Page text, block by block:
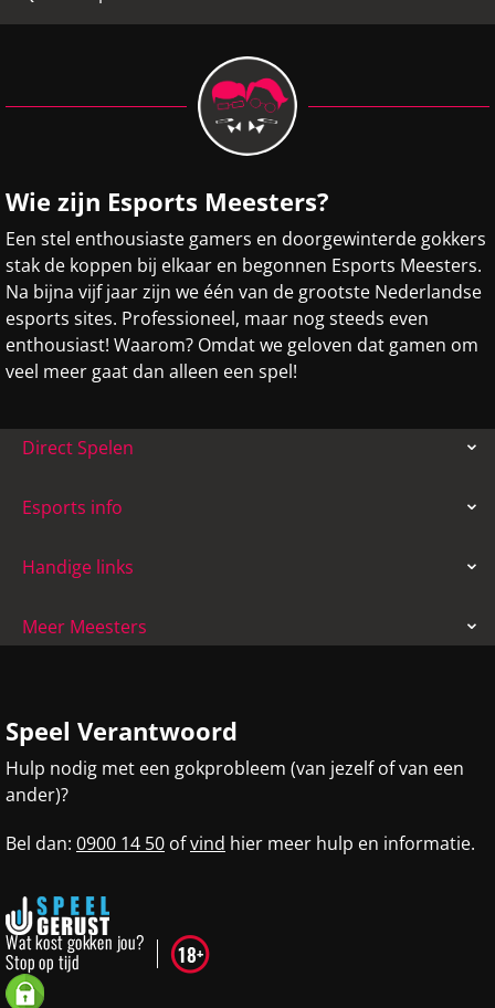
Wie zijn Esports Meesters?
Een stel enthousiaste gamers en doorgewinterde gokkers
stak de koppen bij elkaar en begonnen Esports Meesters.
Na bijna vijf jaar zijn we één van de grootste Nederlandse
esports sites. Professioneel, maar nog steeds even
enthousiast! Waarom? Omdat we geloven dat gamen om
veel meer gaat dan alleen een spel!
Direct Spelen
Esports info
Handige links
Meer Meesters
Speel Verantwoord
Hulp nodig met een gokprobleem (van jezelf of van een
ander)?
Bel dan: 0900 14 50 ofvind hier meer hulp en informatie.